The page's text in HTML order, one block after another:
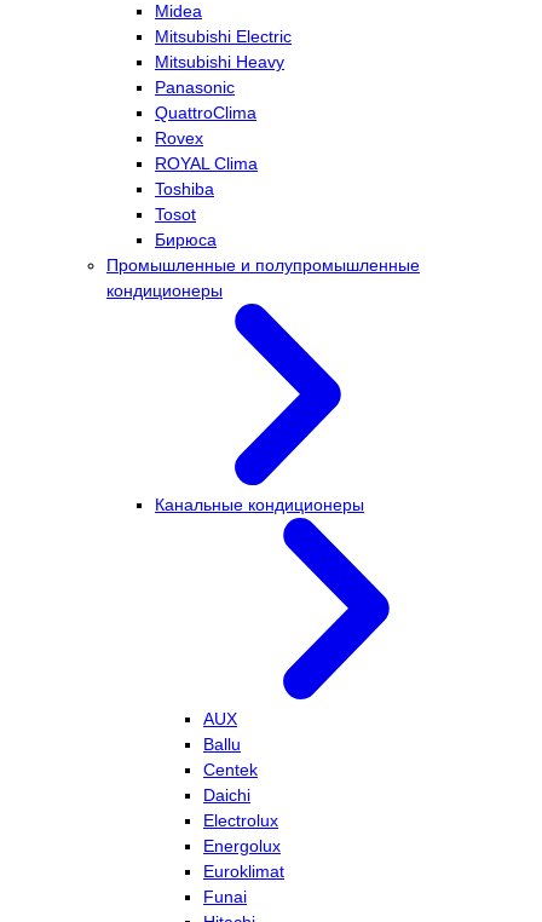
Midea
Mitsubishi Electric
Mitsubishi Heavy
Panasonic
QuattroClima
Rovex
ROYAL Clima
Toshiba
Tosot
Бирюса
Промышленные и полупромышленные
кондиционеры
Канальные кондиционеры
AUX
Ballu
Centek
Daichi
Electrolux
Energolux
Euroklimat
Funai